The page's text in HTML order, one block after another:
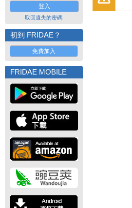
取回遺失的密碼
初到 FRIDAE？
免費加入
FRIDAE MOBILE